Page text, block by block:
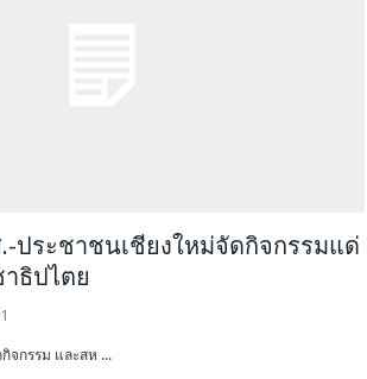
.-ประชาชนเชียงใหม่จัดกิจกรรมแด่
ธิปไตย
จกรรม และสห ...